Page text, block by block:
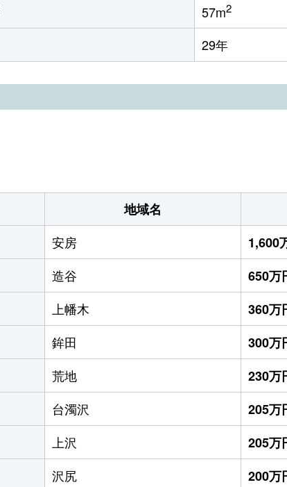
57m2
29年
地域名
安房
1,600
造谷
650万
上幡木
360万
鉾田
300万
荒地
230万
台濁沢
205万
上沢
205万
沢尻
200万